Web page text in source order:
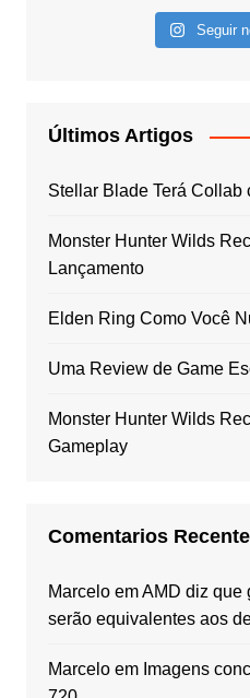
Seguir
Últimos Artigos
Stellar Blade Terá Collab
Monster Hunter Wilds
Lançamento
Elden Ring Como Você
Uma Review de Game
Monster Hunter Wilds
Gameplay
Comentarios
MarceloemAMD diz que
serão equivalentes aos
Marceloem Imagens